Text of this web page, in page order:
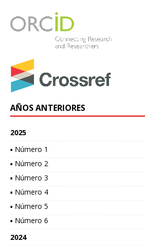
AÑOS ANTERIORES
2025
▪ Número 1
▪ Número 2
▪ Número 3
▪ Número 4
▪ Número 5
▪ Número 6
2024